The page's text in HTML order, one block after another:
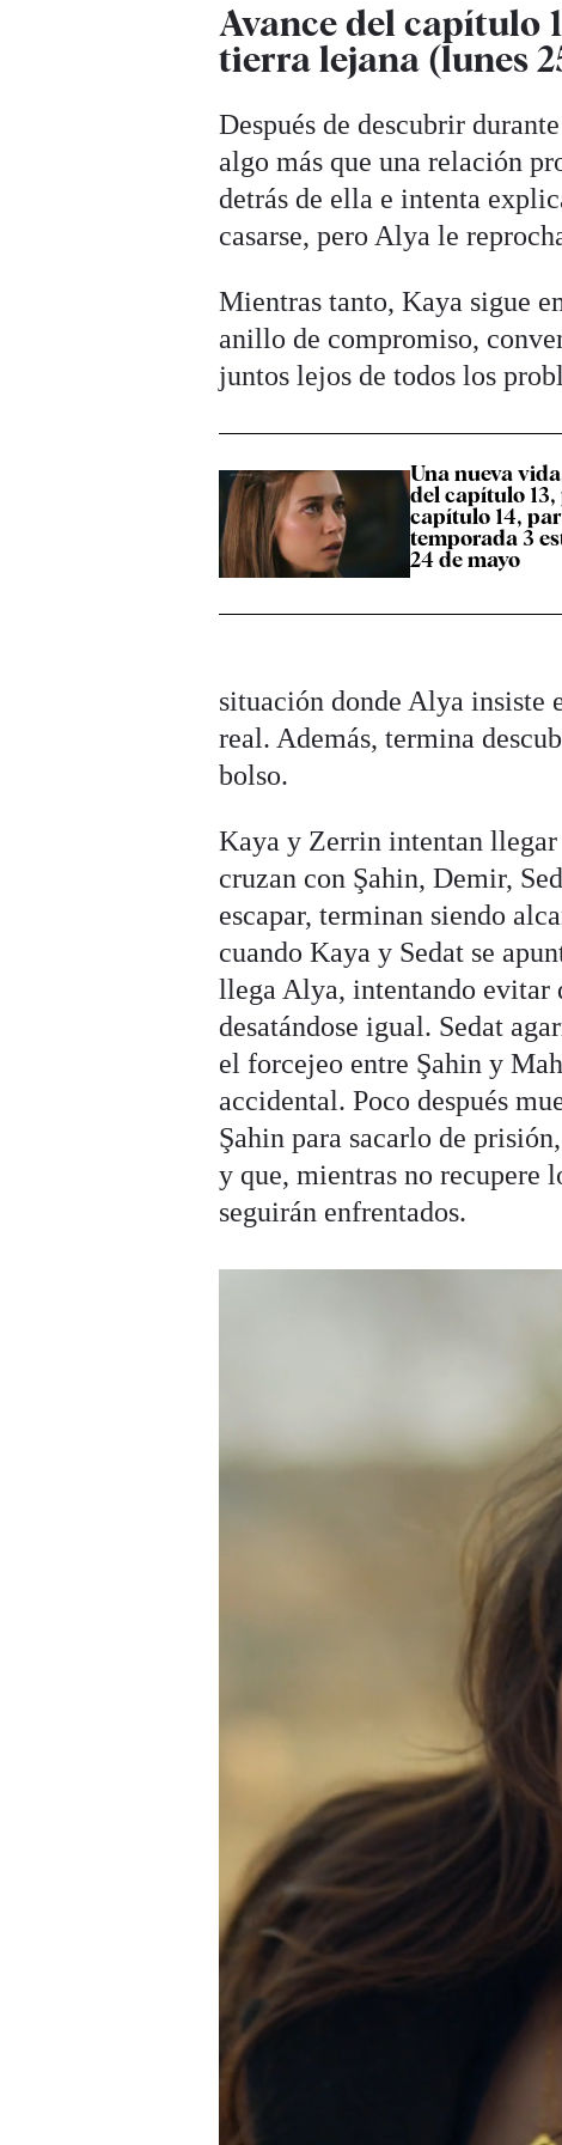
Avance del capítulo
tierra lejana (lunes
Después de descubrir
algo más que una relación
detrás de ella e intenta
casarse, pero Alya le
Mientras tanto, Kaya sigue
anillo de compromiso,
juntos lejos de todos los
Una nueva
del capítulo 13,
capítulo 14,
temporada 3
24 de mayo
situación donde Alya insiste
real. Además, termina
bolso.
Kaya y Zerrin intentan llegar
cruzan con Şahin, Demir,
escapar, terminan siendo
cuando Kaya y Sedat se
llega Alya, intentando evitar
desatándose igual. Sedat
el forcejeo entre Şahin y
accidental. Poco después
Şahin para sacarlo de
y que, mientras no recupere
seguirán enfrentados.